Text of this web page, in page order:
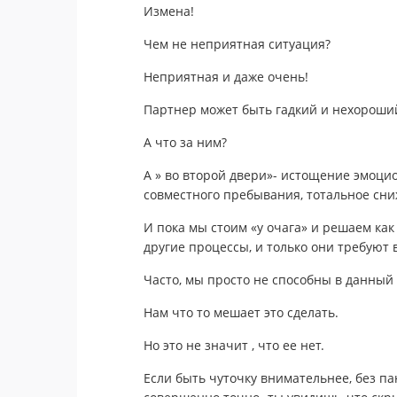
Измена!
Чем не неприятная ситуация?
Неприятная и даже очень!
Партнер может быть гадкий и
А что за ним?
А » во второй двери»- истощение
совместного пребывания, тотальное
И пока мы стоим «у очага» и решаем
другие процессы, и только они
Часто, мы просто не способны в
Нам что то мешает это сделать.
Но это не значит , что ее нет.
Если быть чуточку внимательнее, без